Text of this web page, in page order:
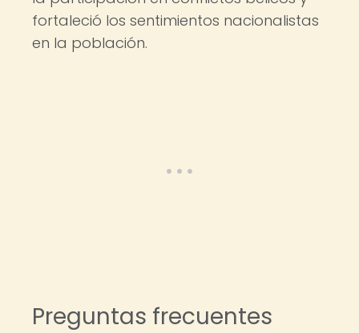
fortaleció los sentimientos nacionalistas
en la población.
Preguntas frecuentes